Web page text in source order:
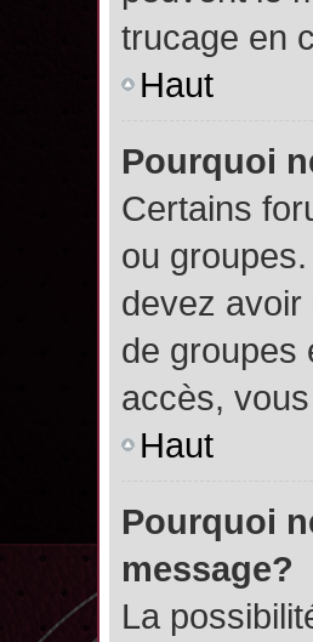
trucage en
Haut
Pourquoi
Certains
ou
devez
de groupes
accès,
Haut
Pourquoi
message?
La